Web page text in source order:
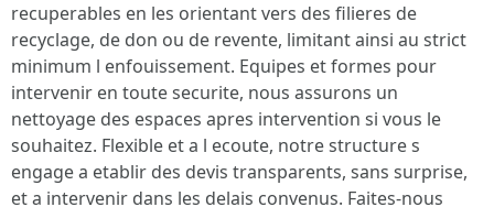
recuperables en les orientant vers des filieres de
recyclage, de don ou de revente, limitant ainsi au strict
minimum l enfouissement. Equipes et formes pour
intervenir en toute securite, nous assurons un
nettoyage des espaces apres intervention si vous le
souhaitez. Flexible et a l ecoute, notre structure s
engage a etablir des devis transparents, sans surprise,
et a intervenir dans les delais convenus. Faites-nous